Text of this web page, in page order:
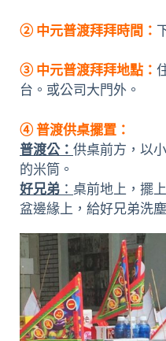
② 中元普渡拜拜時間：
③ 中元普渡拜拜地點：
台。或公司大門外。
④ 普渡供桌擺置：
普渡公： 供桌前方，以
的米筒。
好兄弟 ： 桌前地上，擺
盆邊緣上，給好兄弟洗塵